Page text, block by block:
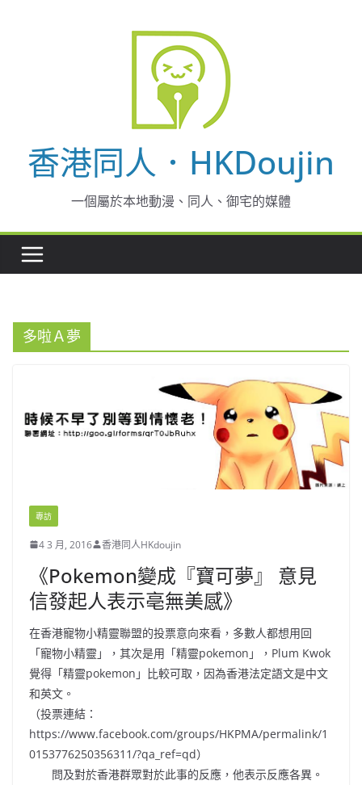
香港同人．HKDoujin
一個屬於本地動漫、同人、御宅的媒體
多啦Ａ夢
專訪
4 3 月, 2016 香港同人HKdoujin
《Pokemon變成『寶可夢』 意見
信發起人表示亳無美感》
在香港寵物小精靈聯盟的投票意向來看，多數人都想用回
「寵物小精靈」，其次是用「精靈pokemon」，Plum Kwok
覺得「精靈pokemon」比較可取，因為香港法定語文是中文
和英文。
（投票連結：
https://www.facebook.com/groups/HKPMA/permalink/1
0153776250356311/?qa_ref=qd）
問及對於香港群眾對於此事的反應，他表示反應各異。